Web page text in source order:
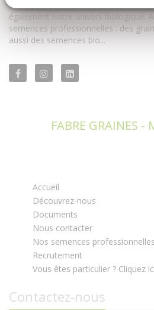
Vous y trouverez à la fois notre
également notre univers biologique.
semences professionnelles : des
aussi des semences bio...
FABRE GRAINES -
Accueil
Découvrez-nous
Documents
Nous contacter
Nos semences professionnelles
Recrutement
Vous êtes particulier ? Cliquez
Contactez-nous